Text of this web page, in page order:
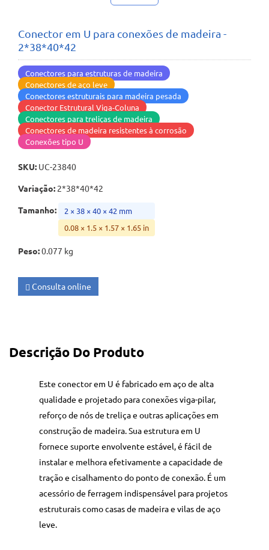
Conector em U para conexões de madeira -
2*38*40*42
Conectores para estruturas de madeira
Conectores de aço leve
Conectores estruturais para madeira pesada
Conector Estrutural Viga-Coluna
Conectores para treliças de madeira
Conectores de madeira resistentes à corrosão
Conexões tipo U
SKU: UC-23840
Variação: 2*38*40*42
Tamanho:
2 × 38 × 40 × 42 mm
0.08 × 1.5 × 1.57 × 1.65 in
Peso:0.077 kg
Consulta online
Descrição Do Produto
Este conector em U é fabricado em aço de alta
qualidade e projetado para conexões viga-pilar,
reforço de nós de treliça e outras aplicações em
construção de madeira. Sua estrutura em U
fornece suporte envolvente estável, é fácil de
instalar e melhora efetivamente a capacidade de
tração e cisalhamento do ponto de conexão. É um
acessório de ferragem indispensável para projetos
estruturais como casas de madeira e vilas de aço
leve.